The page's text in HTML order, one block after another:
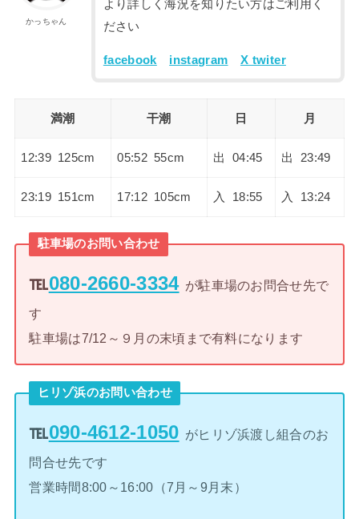
かっちゃん
より詳しく海況を知りたい方はご利用く
ださい
facebook instagram X twiter
満潮 干潮 日 月
12:39 125cm 05:52 55cm 出 04:45 出 23:49
23:19 151cm 17:12 105cm 入 18:55 入 13:24
駐車場のお問い合わせ
℡080-2660-3334 が駐車場のお問合せ先で
す
駐車場は7/12～９月の末頃まで有料になります
ヒリゾ浜のお問い合わせ
℡090-4612-1050 がヒリゾ浜渡し組合のお
問合せ先です
営業時間8:00～16:00（7月～9月末）